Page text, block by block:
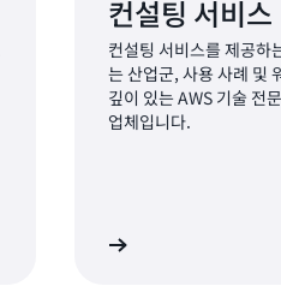
컨설팅 서비스
컨설팅 서비스를 제공하
는 산업군, 사용 사례 및
깊이 있는 AWS 기술 전
업체입니다.